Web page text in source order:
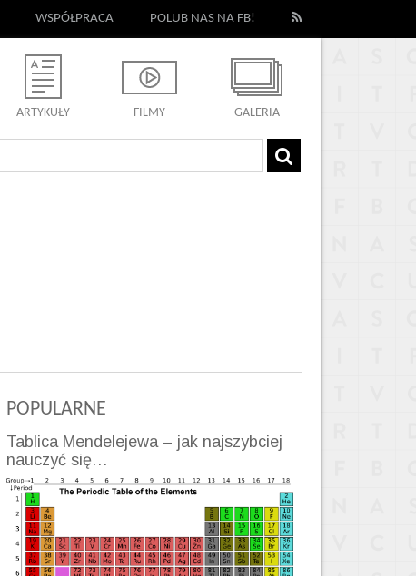
WSPÓŁPRACA POLUB NAS NA FB!
ARTYKUŁY FILMY GALERIA
POPULARNE
Tablica Mendelejewa – jak najszybciej
nauczyć się…